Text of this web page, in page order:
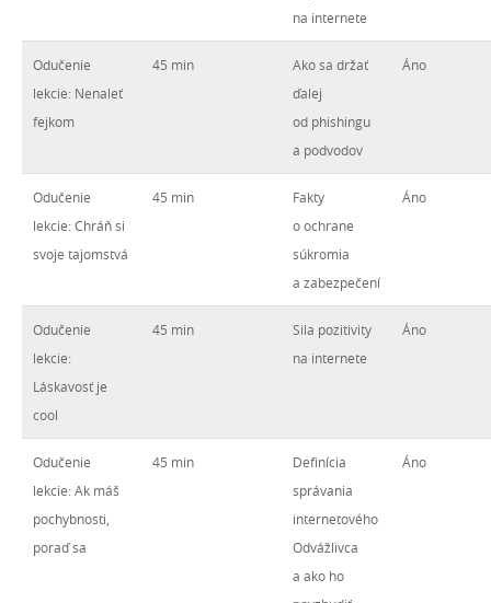
na internete
Odučenie
lekcie: Nenaleť
fejkom
45 min
Ako sa držať
ďalej
od phishingu
a podvodov
Áno
Odučenie
lekcie: Chráň si
svoje tajomstvá
45 min
Fakty
o ochrane
súkromia
a zabezpečení
Áno
Odučenie
lekcie:
Láskavosť je
cool
45 min
Sila pozitivity
na internete
Áno
Odučenie
lekcie: Ak máš
pochybnosti,
poraď sa
45 min
Definícia
správania
internetového
Odvážlivca
a ako ho
Áno